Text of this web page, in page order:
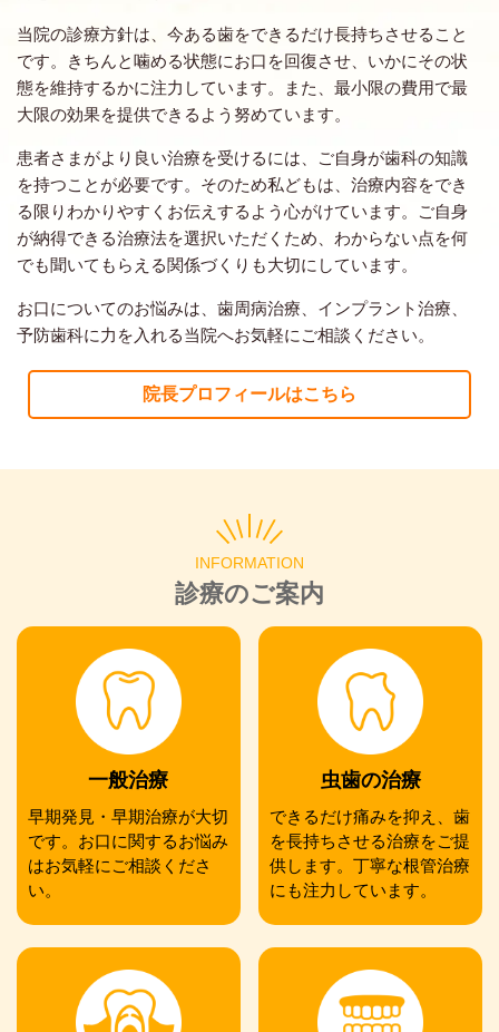
当院の診療方針は、今ある歯をできるだけ長持ちさせること
です。きちんと噛める状態にお口を回復させ、いかにその状
態を維持するかに注力しています。また、最小限の費用で最
大限の効果を提供できるよう努めています。
患者さまがより良い治療を受けるには、ご自身が歯科の知識
を持つことが必要です。そのため私どもは、治療内容をでき
る限りわかりやすくお伝えするよう心がけています。ご自身
が納得できる治療法を選択いただくため、わからない点を何
でも聞いてもらえる関係づくりも大切にしています。
お口についてのお悩みは、歯周病治療、インプラント治療、
予防歯科に力を入れる当院へお気軽にご相談ください。
院長プロフィールはこちら
INFORMATION
診療のご案内
一般治療
早期発見・早期治療が大切
です。お口に関するお悩み
はお気軽にご相談くださ
い。
虫歯の治療
できるだけ痛みを抑え、歯
を長持ちさせる治療をご提
供します。丁寧な根管治療
にも注力しています。